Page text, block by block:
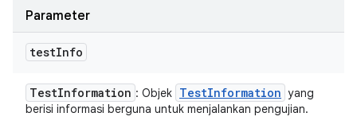
Parameter
testInfo
TestInformation : Objek TestInformation yang
berisi informasi berguna untuk menjalankan pengujian.